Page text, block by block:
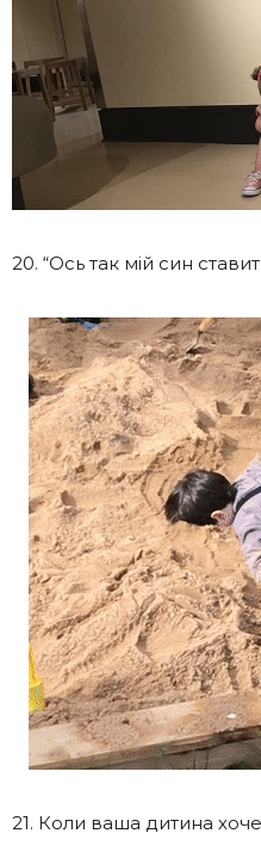
20. “Ось так мій син
21. Коли ваша дитина